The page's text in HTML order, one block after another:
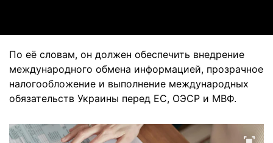
По её словам, он должен обеспечить внедрение
международного обмена информацией, прозрачное
налогообложение и выполнение международных
обязательств Украины перед ЕС, ОЭСР и МВФ.